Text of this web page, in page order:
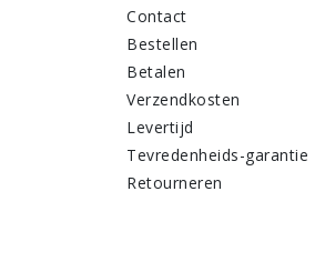
Contact
Bestellen
Betalen
Verzendkosten
Levertijd
Tevredenheids-garantie
Retourneren